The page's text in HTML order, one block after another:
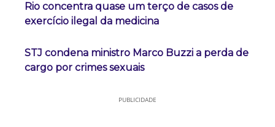
Rio concentra quase um terço de casos de
exercício ilegal da medicina
STJ condena ministro Marco Buzzi a perda de
cargo por crimes sexuais
PUBLICIDADE